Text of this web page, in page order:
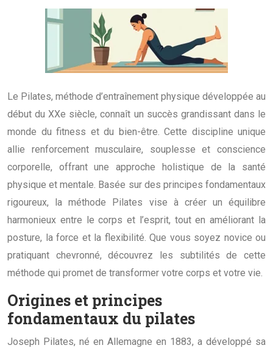
Le Pilates, méthode d’entraînement physique développée au
début du XXe siècle, connaît un succès grandissant dans le
monde du fitness et du bien-être. Cette discipline unique
allie renforcement musculaire, souplesse et conscience
corporelle, offrant une approche holistique de la santé
physique et mentale. Basée sur des principes fondamentaux
rigoureux, la méthode Pilates vise à créer un équilibre
harmonieux entre le corps et l’esprit, tout en améliorant la
posture, la force et la flexibilité. Que vous soyez novice ou
pratiquant chevronné, découvrez les subtilités de cette
méthode qui promet de transformer votre corps et votre vie.
Origines et principes
fondamentaux du pilates
Joseph Pilates, né en Allemagne en 1883, a développé sa